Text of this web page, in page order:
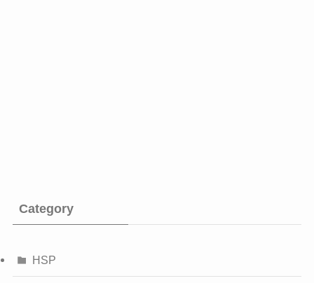
Category
HSP